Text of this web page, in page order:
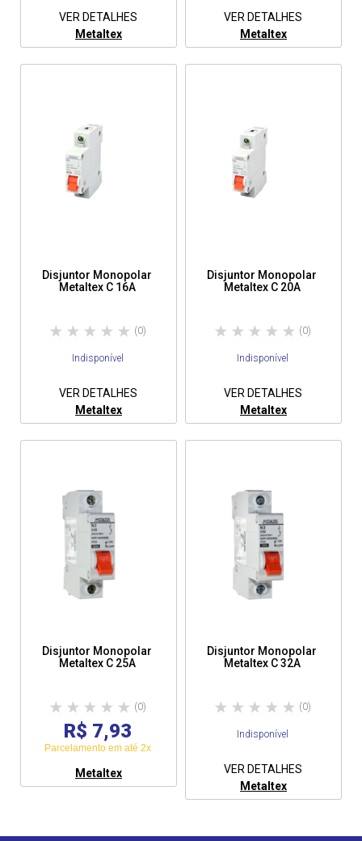
VER DETALHES
Metaltex
VER DETALHES
Metaltex
Disjuntor Monopolar
Metaltex C 16A
(0)
Indisponível
VER DETALHES
Metaltex
Disjuntor Monopolar
Metaltex C 20A
(0)
Indisponível
VER DETALHES
Metaltex
Disjuntor Monopolar
Metaltex C 25A
(0)
R$ 7,93
Parcelamento em até 2x
Metaltex
Disjuntor Monopolar
Metaltex C 32A
(0)
Indisponível
VER DETALHES
Metaltex